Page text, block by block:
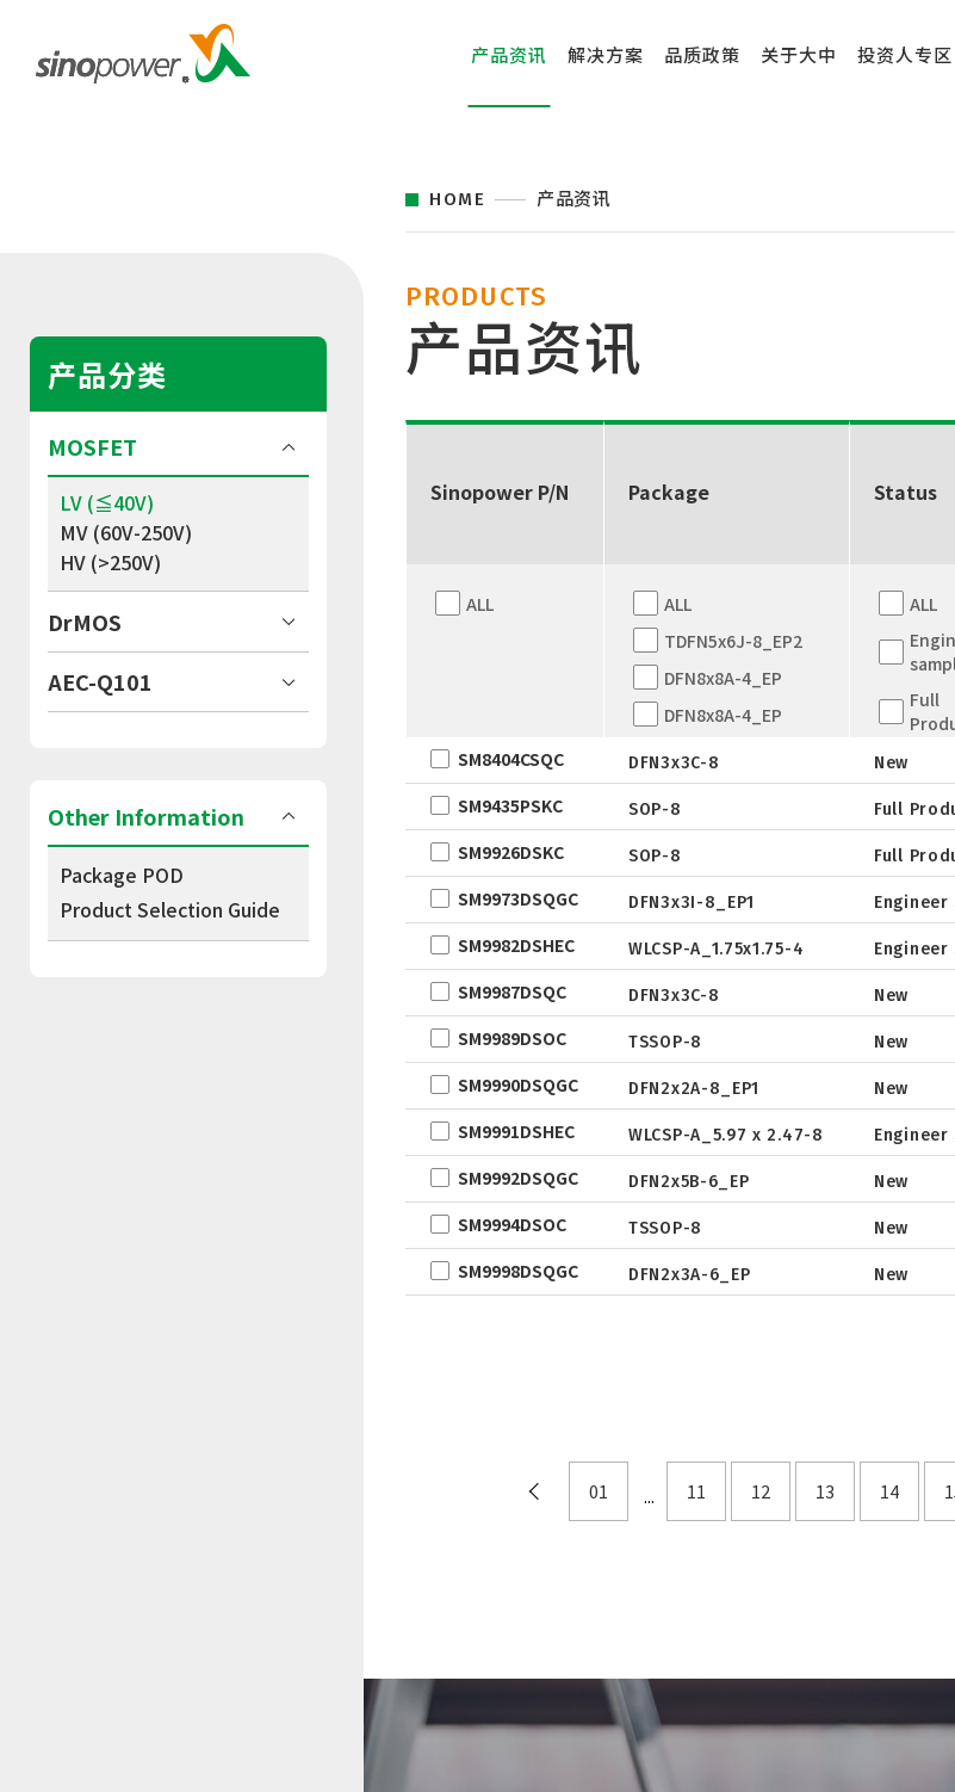
产品资讯 解决方案 品质政策 关于大中 投资人专区
产品分类
MOSFET
LV (≦40V)
MV (60V-250V)
HV (>250V)
DrMOS
AEC-Q101
Other Information
Package POD
Product Selection Guide
HOME 产品资讯
PRODUCTS
产品资讯
Sinopower P/N Package Status
ALL
ALL
TDFN5x6J-8_EP2
DFN8x8A-4_EP
DFN8x8A-4_EP
TDFN5x6
QFN5X5A-31L
WLCSP
EWLCSP-A
DFN0.6x1.0-3_EP
TSOT-23-6
LFPAK
SC-70
SOP
SOT
TO
TSSOP
DFN2x2
ALL
Full
Not
SM8404CSQC
Datasheet
Package
Tape & Reel
DFN3x3C-8 New
SM9435PSKC
Datasheet
Package
Tape & Reel
SOP-8 Full
SM9926DSKC
Datasheet
Package
Tape & Reel
SOP-8 Full
SM9973DSQGC
Datasheet
Package
Tape & Reel
DFN3x3I-8_EP1 Engineer
SM9982DSHEC
Datasheet
WLCSP-A_1.75x1.75-4 Engineer
SM9987DSQC
Datasheet
Package
Tape & Reel
DFN3x3C-8 New
SM9989DSOC
Datasheet
Package
Tape & Reel
TSSOP-8 New
SM9990DSQGC
Datasheet
Package
Tape & Reel
DFN2x2A-8_EP1 New
SM9991DSHEC
Datasheet
WLCSP-A_5.97 x 2.47-8 Engineer
SM9992DSQGC
Datasheet
Package
Tape & Reel
DFN2x5B-6_EP New
SM9994DSOC
Datasheet
Package
Tape & Reel
TSSOP-8 New
SM9998DSQGC
Datasheet
Package
Tape & Reel
DFN2x3A-6_EP New
01 11 12 13 14